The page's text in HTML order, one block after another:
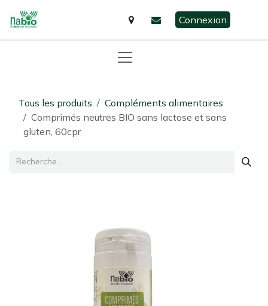
Connexion
Tous les produits
Compléments alimentaires
Comprimés neutres BIO sans lactose et sans
gluten, 60cpr